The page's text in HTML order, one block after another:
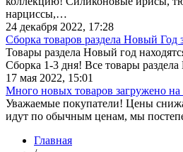
нарциссы,…
24 декабря 2022, 17:28
Сборка товаров раздела Новый Год
Товары раздела Новый год
Сборка 1-3 дня! Все товары
17 мая 2022, 15:01
Много новых товаров загружено на
Уважаемые покупатели! Цены
идут по обычным ценам, мы
Главная